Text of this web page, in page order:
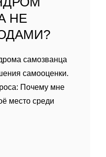
НЕ
самозванца
самооценки.
Почему мне
место среди